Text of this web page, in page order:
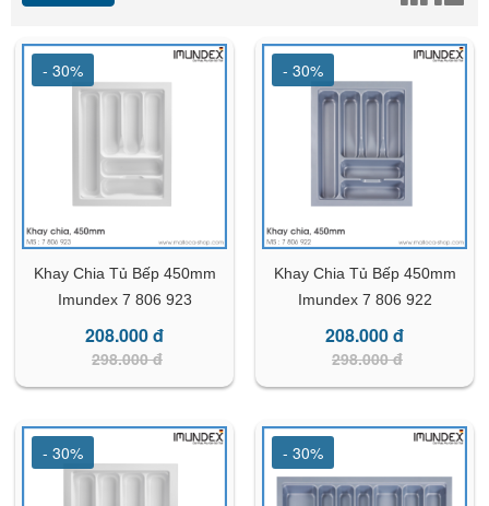
- 30%
Khay Chia Tủ Bếp 450mm
Imundex 7 806 923
208.000 đ
298.000 đ
- 30%
Khay Chia Tủ Bếp 450mm
Imundex 7 806 922
208.000 đ
298.000 đ
- 30% - 30%